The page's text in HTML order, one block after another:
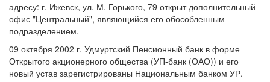
адресу: г. Ижевск, ул. М. Горького, 79 открыт дополнительный
офис "Центральный", являющийся его обособленным
подразделением.
09 октября 2002 г. Удмуртский Пенсионный банк в форме
Открытого акционерного общества (УП-банк (ОАО)) и его
новый устав зарегистрированы Национальным банком УР.